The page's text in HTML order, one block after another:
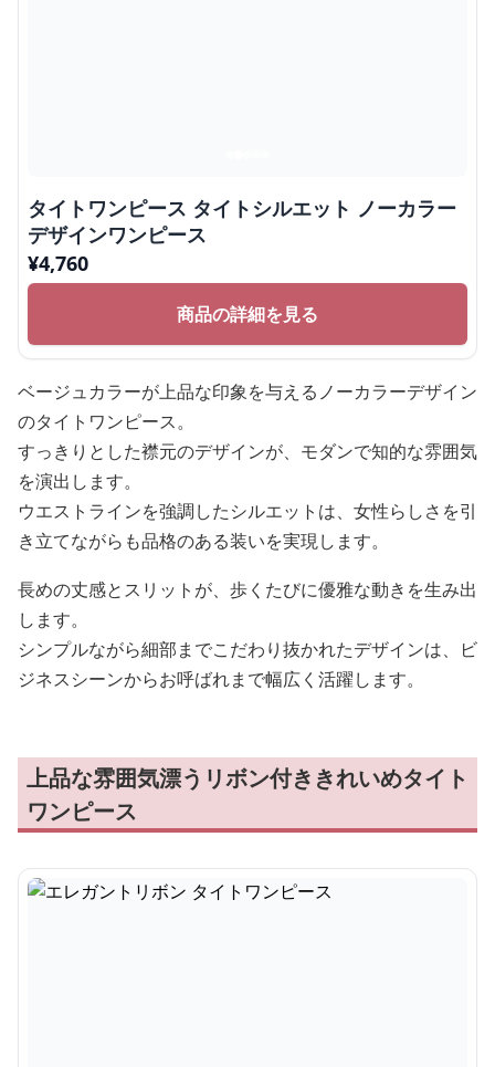
タイトワンピース タイトシルエット ノーカラー
デザインワンピース
¥4,760
商品の詳細を見る
ベージュカラーが上品な印象を与えるノーカラーデザイン
のタイトワンピース。
すっきりとした襟元のデザインが、モダンで知的な雰囲気
を演出します。
ウエストラインを強調したシルエットは、女性らしさを引
き立てながらも品格のある装いを実現します。
長めの丈感とスリットが、歩くたびに優雅な動きを生み出
します。
シンプルながら細部までこだわり抜かれたデザインは、ビ
ジネスシーンからお呼ばれまで幅広く活躍します。
上品な雰囲気漂うリボン付ききれいめタイト
ワンピース